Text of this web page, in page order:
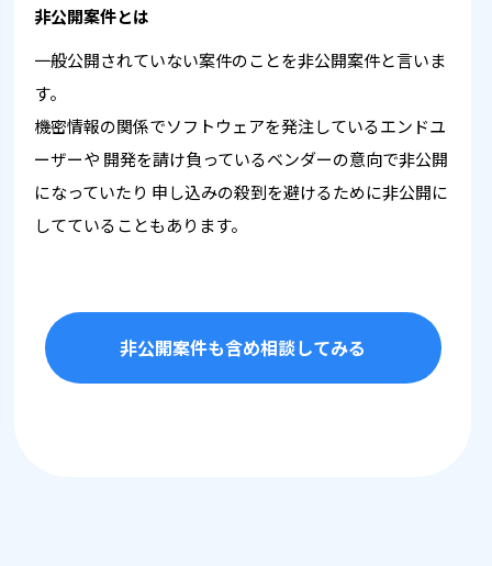
非公開案件とは
一般公開されていない案件のことを非公開案件と言いま
す。
機密情報の関係でソフトウェアを発注しているエンドユ
ーザーや 開発を請け負っているベンダーの意向で非公開
になっていたり 申し込みの殺到を避けるために非公開に
してていることもあります。
非公開案件も含め相談してみる